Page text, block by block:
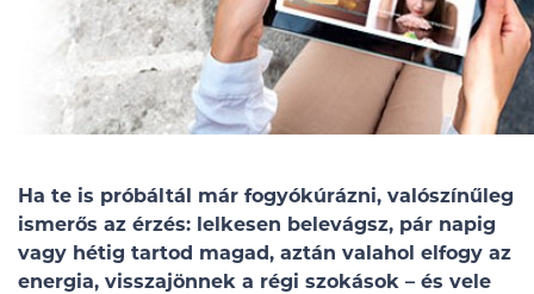
Ha te is próbáltál már fogyókúrázni, valószínűleg
ismerős az érzés: lelkesen belevágsz, pár napig
vagy hétig tartod magad, aztán valahol elfogy az
energia, visszajönnek a régi szokások – és vele